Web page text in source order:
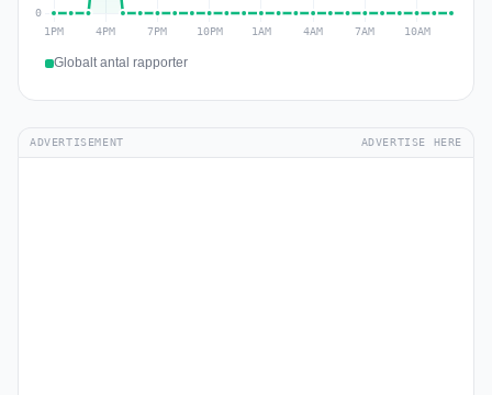
Globalt antal rapporter
ADVERTISEMENT ADVERTISE HERE